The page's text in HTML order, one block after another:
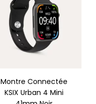
Montre Connectée
KSIX Urban 4 Mini